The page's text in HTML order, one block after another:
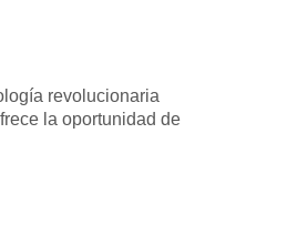
revolucionaria
la oportunidad de